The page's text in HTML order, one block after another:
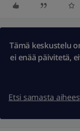
Tämä keskustelu
ei enää päivitetä,
Etsi samasta